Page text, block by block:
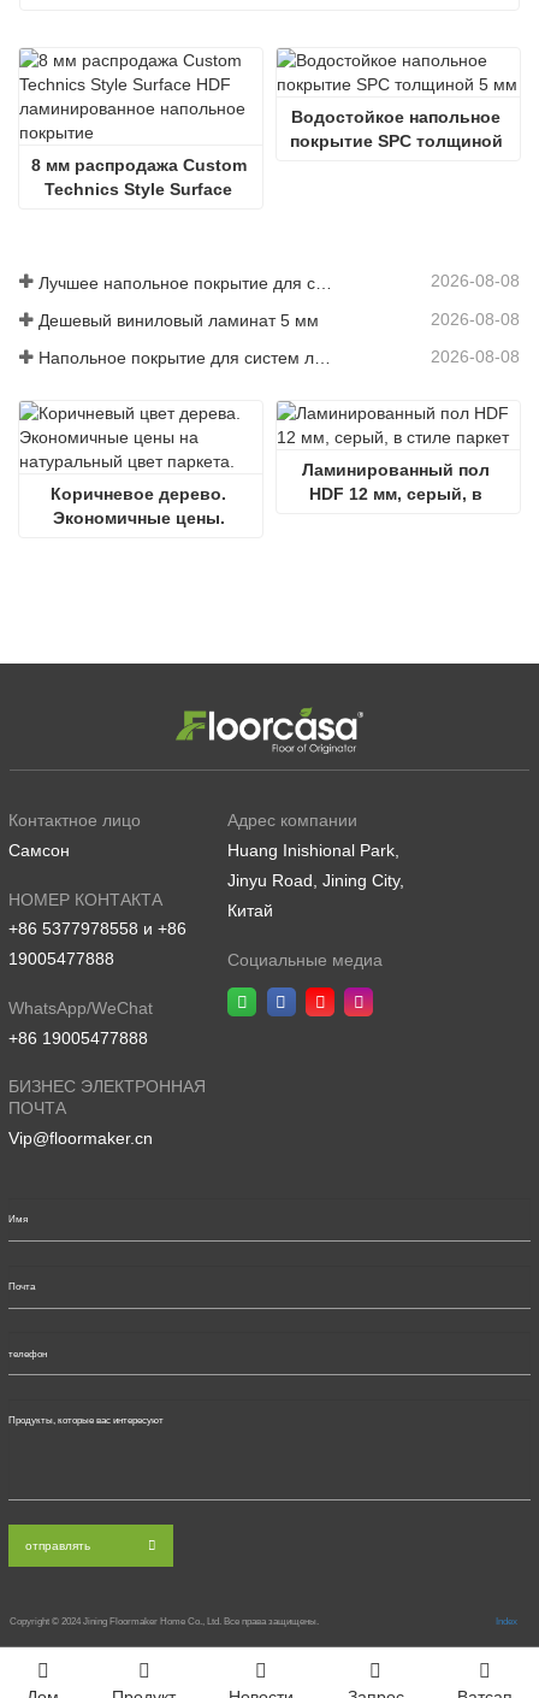
8 мм распродажа Custom
Technics Style Surface
Водостойкое напольное
покрытие SPC толщиной
2026-08-08
Дешевый виниловый ламинат 5 мм 2026-08-08
Напольное покрытие для систем лучистого отопления 2026-08-08
Коричневое дерево.
Экономичные цены.
Ламинированный пол
HDF 12 мм, серый, в
Контактное лицо
Самсон
НОМЕР КОНТАКТА
+86 5377978558 и +86
19005477888
WhatsApp/WeChat
+86 19005477888
БИЗНЕС ЭЛЕКТРОННАЯ
ПОЧТА
Vip@floormaker.cn
Адрес компании
Huang Inishional Park,
Jinyu Road, Jining City,
Китай
Социальные медиа
отправлять
Copyright © 2024 Jining Floormaker Home Co., Ltd. Все права защищены. Index